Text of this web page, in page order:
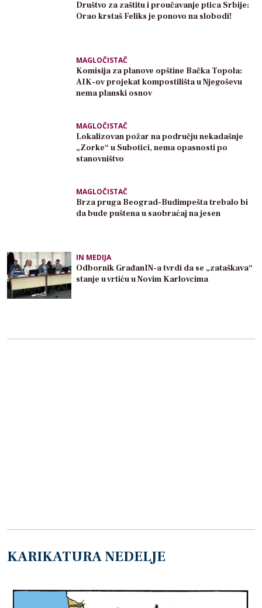
Društvo za zaštitu i proučavanje ptica Srbije:
Orao krstaš Feliks je ponovo na slobodi!
MAGLOČISTAČ
Komisija za planove opštine Bačka Topola:
AIK-ov projekat kompostilišta u Njegoševu
nema planski osnov
MAGLOČISTAČ
Lokalizovan požar na području nekadašnje
„Zorke“ u Subotici, nema opasnosti po
stanovništvo
MAGLOČISTAČ
Brza pruga Beograd–Budimpešta trebalo bi
da bude puštena u saobraćaj na jesen
IN MEDIJA
Odbornik GrađanIN-a tvrdi da se „zataškava“
stanje u vrtiću u Novim Karlovcima
KARIKATURA NEDELJE